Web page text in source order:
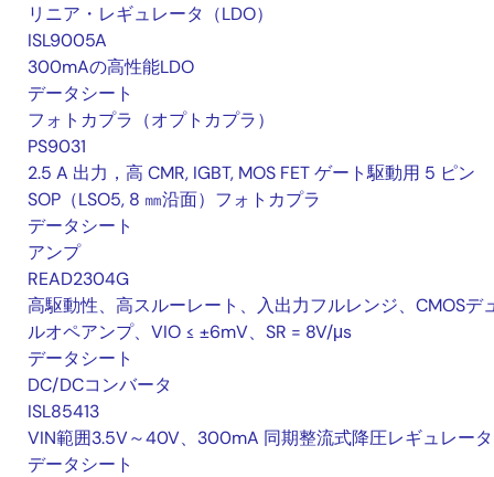
リニア・レギュレータ（LDO）
ISL9005A
300mAの高性能LDO
データシート
フォトカプラ（オプトカプラ）
PS9031
2.5 A 出力，高 CMR, IGBT, MOS FET ゲート駆動用 5 ピン
SOP（LSO5, 8 ㎜沿面）フォトカプラ
データシート
アンプ
READ2304G
高駆動性、高スルーレート、入出力フルレンジ、CMOSデ
ルオペアンプ、VIO ≤ ±6mV、SR = 8V/μs
データシート
DC/DCコンバータ
ISL85413
VIN範囲3.5V～40V、300mA 同期整流式降圧レギュレータ
データシート